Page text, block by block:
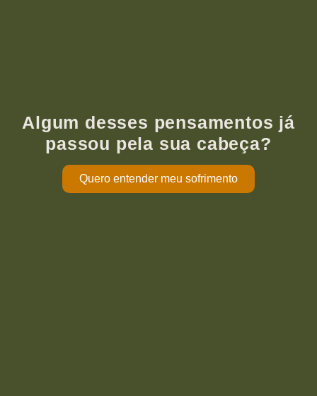
Algum desses pensamentos já
passou pela sua cabeça?
Quero entender meu sofrimento